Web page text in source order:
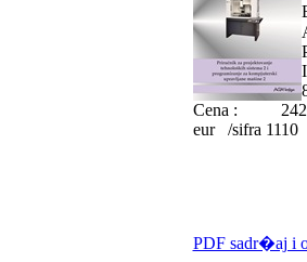
Cena :
eur /sifra 1110
PDF sadr�aj i